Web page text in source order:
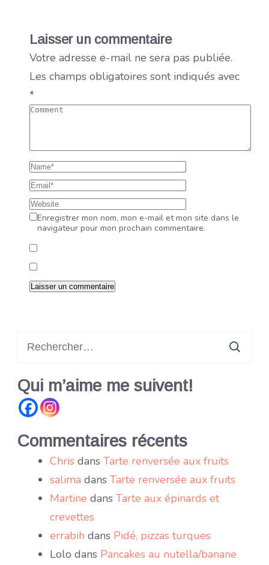
Laisser un commentaire
Votre adresse e-mail ne sera pas publiée.
Les champs obligatoires sont indiqués avec
*
Enregistrer mon nom, mon e-mail et mon site dans le
navigateur pour mon prochain commentaire.
Qui m’aime me suivent!
Commentaires récents
Chris dans Tarte renversée aux fruits
salima dans Tarte renversée aux fruits
Martine dans Tarte aux épinards et
crevettes
errabih dans Pidé, pizzas turques
Lolo dans Pancakes au nutella/banane